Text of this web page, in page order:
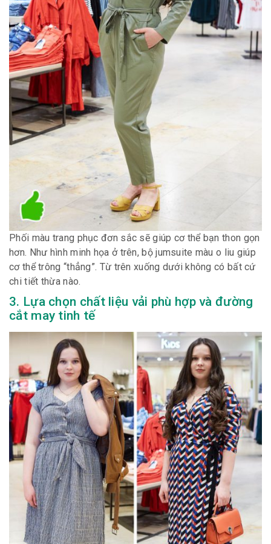
Phối màu trang phục đơn sắc sẽ giúp cơ thể bạn thon gọn
hơn. Như hình minh họa ở trên, bộ jumsuite màu o liu giúp
cơ thể trông “thẳng”. Từ trên xuống dưới không có bất cứ
chi tiết thừa nào.
3. Lựa chọn chất liệu vải phù hợp và đường
cắt may tinh tế